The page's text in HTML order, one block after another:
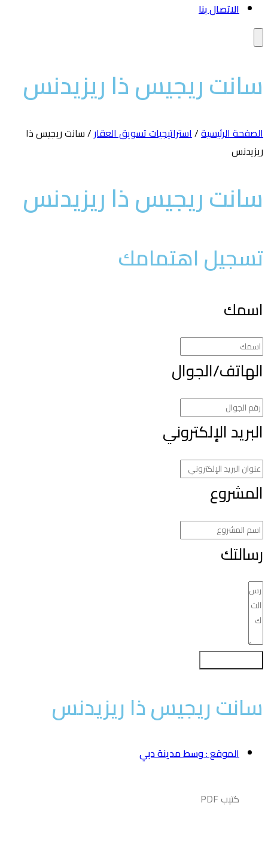
الاتصال بنا
ريجيس ذا ريزيدنس
الرئيسية/استراتيجيات تسويق العقار/ سانت ريجيس ذا
ريجيس ذا ريزيدنس
اهتمامك
الجوال
الإلكتروني
ريجيس ذا ريزيدنس
الموقع :وسط مدينة دبي
كتيب PDF